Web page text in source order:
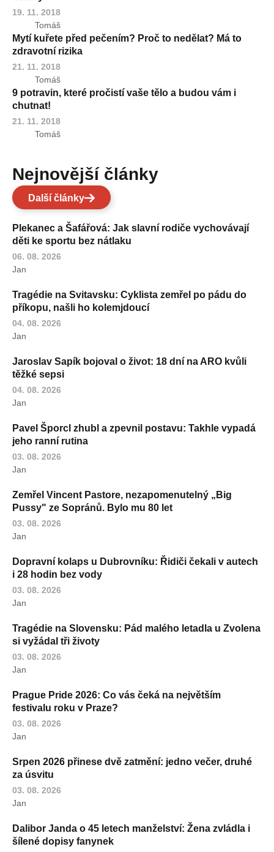
19. 11. 2018
Tomáš
Mytí kuřete před pečením? Proč to nedělat? Má to
zdravotní rizika
21. 11. 2018
Tomáš
9 potravin, které pročistí vaše tělo a budou vám i
chutnat!
21. 11. 2018
Tomáš
Nejnovější články
Další články
Plekanec a Šafářová: Jak slavní rodiče vychovávají
děti ke sportu bez nátlaku
06. 08. 2026
Jan
Tragédie na Svitavsku: Cyklista zemřel po pádu do
příkopu, našli ho kolemjdoucí
04. 08. 2026
Jan
Jaroslav Sapík bojoval o život: 18 dní na ARO kvůli
těžké sepsi
04. 08. 2026
Jan
Pavel Šporcl zhubl a zpevnil postavu: Takhle vypadá
jeho ranní rutina
03. 08. 2026
Jan
Zemřel Vincent Pastore, nezapomenutelný „Big
Pussy" ze Sopránů. Bylo mu 80 let
03. 08. 2026
Jan
Dopravní kolaps u Dubrovníku: Řidiči čekali v autech
i 28 hodin bez vody
03. 08. 2026
Jan
Tragédie na Slovensku: Pád malého letadla u Zvolena
si vyžádal tři životy
03. 08. 2026
Jan
Prague Pride 2026: Co vás čeká na největším
festivalu roku v Praze?
03. 08. 2026
Jan
Srpen 2026 přinese dvě zatmění: jedno večer, druhé
za úsvitu
03. 08. 2026
Jan
Dalibor Janda o 45 letech manželství: Žena zvládla i
šílené dopisy fanynek